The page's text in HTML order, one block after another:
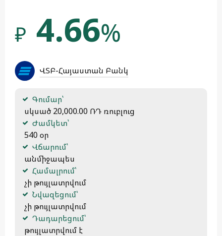
₽ 4.66%
ՎՏԲ-Հայաստան Բանկ
Գումար՝
սկսած 20,000.00 ՌԴ ռուբլուց
Ժամկետ՝
540 օր
Վճարում՝
անմիջապես
Համալրում՝
չի թույլատրվում
Նվազեցում՝
չի թույլատրվում
Դադարեցում՝
թույլատրվում է